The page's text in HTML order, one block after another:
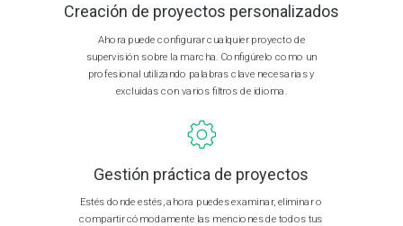
Creación de proyectos personalizados
Ahora puede configurar cualquier proyecto de
supervisión sobre la marcha. Configúrelo como un
profesional utilizando palabras clave necesarias y
excluidas con varios filtros de idioma.
Gestión práctica de proyectos
Estés donde estés, ahora puedes examinar, eliminar o
compartir cómodamente las menciones de todos tus